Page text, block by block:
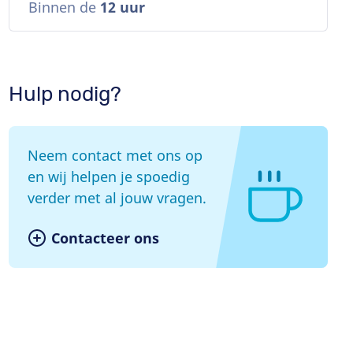
Binnen de 12 uur
Hulp nodig?
Neem contact met ons op
en wij helpen je spoedig
verder met al jouw vragen.
Contacteer ons